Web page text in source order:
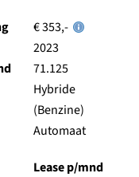
€ 353,-
2023
71.125
Hybride
(Benzine)
Automaat
Lease p/mnd